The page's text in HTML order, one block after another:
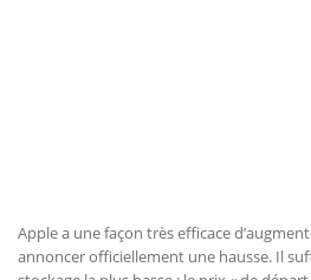
Apple a une façon très efficace
annoncer officiellement une hausse. Il